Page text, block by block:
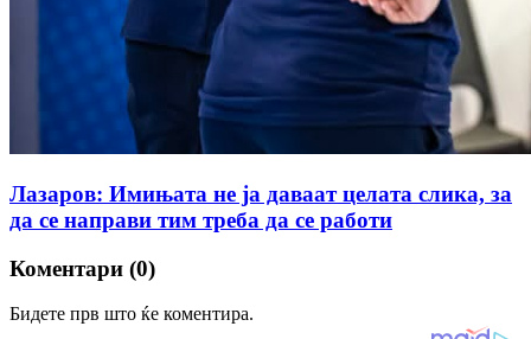
Лазаров: Имињата не ја даваат целата слика, за
да се направи тим треба да се работи
Коментари (0)
Бидете прв што ќе коментира.